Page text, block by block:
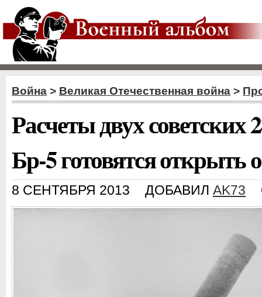
Война > Великая Отечественная война >
Расчеты двух
Бр-5 готовятся открыть
8 СЕНТЯБРЯ 2013 ДОБАВИЛ AK73